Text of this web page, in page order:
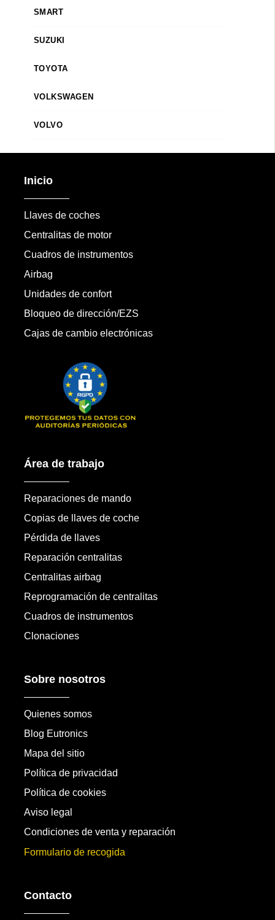
SMART
SUZUKI
TOYOTA
VOLKSWAGEN
VOLVO
Inicio
Llaves de coches
Centralitas de motor
Cuadros de instrumentos
Airbag
Unidades de confort
Bloqueo de dirección/EZS
Cajas de cambio electrónicas
Área de trabajo
Reparaciones de mando
Copias de llaves de coche
Pérdida de llaves
Reparación centralitas
Centralitas airbag
Reprogramación de centralitas
Cuadros de instrumentos
Clonaciones
Sobre nosotros
Quienes somos
Blog Eutronics
Mapa del sitio
Política de privacidad
Política de cookies
Aviso legal
Condiciones de venta y reparación
Formulario de recogida
Contacto